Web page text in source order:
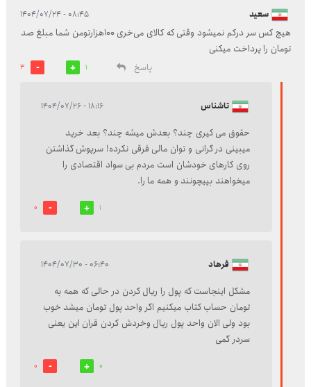
سعید ۰۸:۴۵ - ۱۴۰۴/۰۷/۲۴
هیچ کس سر درکم نمیشود وقتی که کالای می‌خری 100هزارتومن شما مبلغ صد
تومان را پرداخت میکنی
پاسخ
1
3
تاشناس ۱۸:۱۶ - ۱۴۰۴/۰۷/۲۶
حقوق می کیری چند؟ بعدش میشه چند؟ بعد خرید
میبینی در گرانی و توان مالی فرقی نکرده! سرپوش گذاشتن
روی کارهای خودشان است مردم بی سواد اقتصادی را
میخواهند بپیچونند و همه ما را.
1
0
فرهاد ۰۶:۴۰ - ۱۴۰۴/۰۷/۳۰
مشکل اینجاست که پول را ریال کردن در حالی که همه به
تومان حساب کتاب میکنیم اگر واحد پول تومان میشد خوب
بود ولی الان واحد پول ریال وخردش کردن قران این یعنی
سردر گمی
0
0